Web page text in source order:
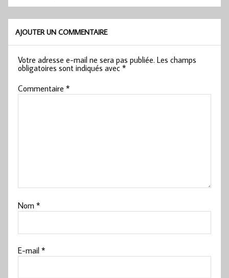
AJOUTER UN COMMENTAIRE
Votre adresse e-mail ne sera pas publiée. Les champs
obligatoires sont indiqués avec*
Commentaire*
Nom*
E-mail*